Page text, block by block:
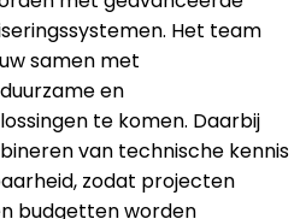
Het team
samen met
en
te komen. Daarbij
van technische kennis
zodat projecten
budgetten worden